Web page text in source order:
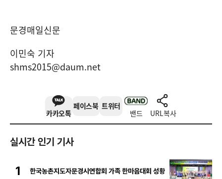
문경매일신문
이민숙 기자
shms2015@daum.net
카카오톡
페이스북 트위터
밴드 URL복사
실시간 인기 기사
1 한국농촌지도자문경시연합회 가족 한마음대회 성황